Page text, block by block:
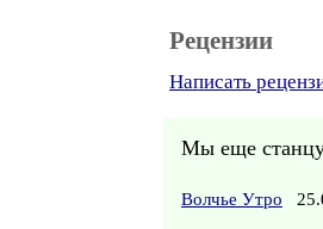
Рецензии
Написать
Мы еще
Волчье Утро